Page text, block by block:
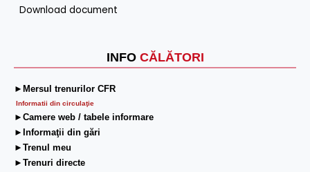
INFO CĂLĂTORI
►Mersul trenurilor CFR
Informatii din circulaţie
►Camere web / tabele informare
►Informaţii din gări
►Trenul meu
►Trenuri directe
Download document